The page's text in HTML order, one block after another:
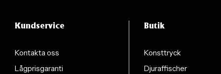
Kundservice
Kontakta oss
Lågprisgaranti
Butik
Konsttryck
Djuraffischer